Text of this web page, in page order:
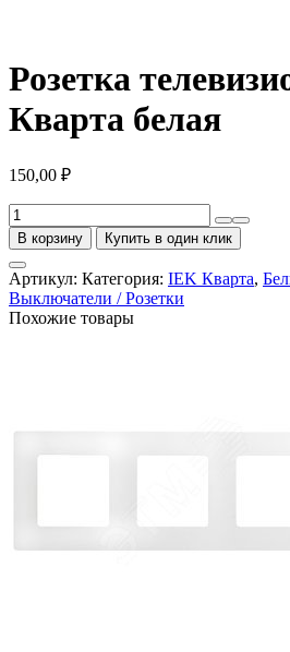
Розетка
Кварта белая
150,00 ₽
Количество
товара
Розетка
телевизионная
Кварта
белая
В корзину Купить в один клик
Артикул: Категория: IEK Кварта,
Выключатели / Розетки
Похожие товары